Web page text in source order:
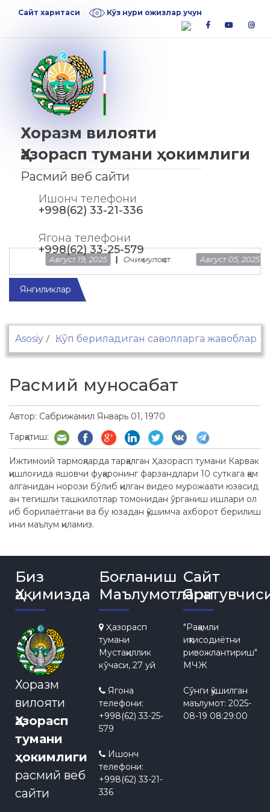
Сайт харитаси
Кўз нури ожизлар учун
facebookyoutube
Хоразм вилояти
Ҳазорасп тумани ҳокимлиги
Расмий веб сайти
Ишонч телефони
+998(62) 33-21-336
Ягона телефони
+998(62) 33-25-579
Янгиликлар
Август 19, 2025 Очиқ мулоқот Август 05, 2025
Asosiy Кўп бериладиган саволларга жавоблар
Расмий муносабат
Автор: Сабрижамил Январь 01, 1970
Тарқатиш:
Ижтимоий тармоқларда тарқалган Ҳазорасп тумани Карвак
қишлоғида яшовчи фуқаронинг фарзандлари 10 суткага қам
алганидан норози бўлиб қилган видео мурожаати юзасид
ан тегишли ташкилотлар томонидан ўрганиш ишлари ол
иб борилаётгани ва бу юзадан қўшимча ахборот берилиш
ини маълум қиламиз.
Биз
Ҳақимизда
Хоразм
вилояти
Ҳазорасп
тумани
ҳокимлиги
расмий веб
сайти
Боғланиш
Маълумотлари
Ҳазорасп
тумани
Мустақиллик
кўчаси, 27 уй
Ягона
телефони:
+998(62) 33-25-
579
Ишонч
телефони:
+998(62) 33-21-
336
Сайт
"Рақамли
иқтисодиётни
ривожлантириш"
МЧЖ
Сўнги қўшилган
маълумот: 2025-
08-19 08:29:00